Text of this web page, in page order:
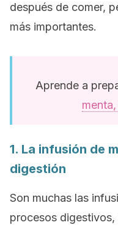
después de comer,
más importantes.
Aprende a
1. La infusión de
digestión
Son muchas las
procesos